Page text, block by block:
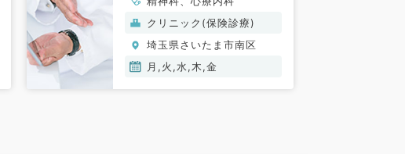
療内科／非常勤）
クリニック(保険診療)
埼玉県さいたま市南区
月,火,水,木,金